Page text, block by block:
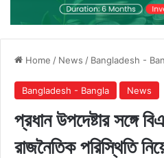
Home / News / Bangladesh -
Bangladesh - Bangla News
প্রধান উপদেষ্টার সঙ্গে
রাজনৈতিক পরিস্থিতি